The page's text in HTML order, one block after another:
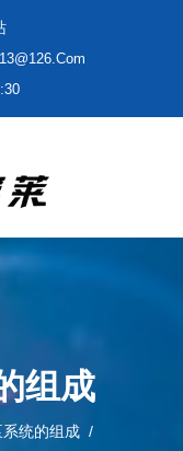
组成
统的组成